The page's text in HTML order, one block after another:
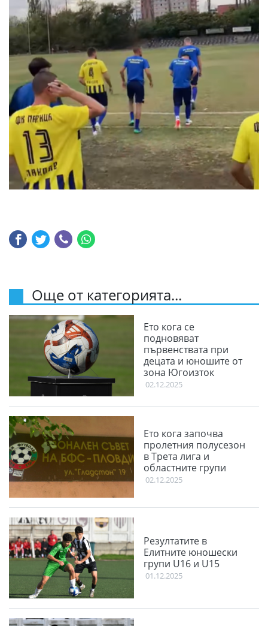
Още от категорията...
Ето кога се
подновяват
първенствата при
децата и юношите от
зона Югоизток
02.12.2025
Ето кога започва
пролетния полусезон
в Трета лига и
областните групи
02.12.2025
Резултатите в
Елитните юношески
групи U16 и U15
01.12.2025